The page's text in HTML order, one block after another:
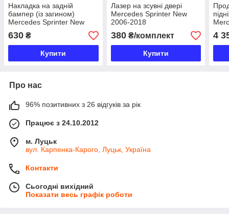
Накладка на задній
бампер (із загином)
Mercedes Sprinter New
2006-2018
630 ₴
Купити
Лазер на зсувні двері
Mercedes Sprinter New
2006-2018
380₴/комплект
Купити
4
Про нас
96% позитивних з 26 відгуків за рік
Працює з 24.10.2012
м. Луцьк
вул. Карпенка-Карого, Луцьк, Україна
Контакти
Сьогодні вихідний
Показати весь графік роботи